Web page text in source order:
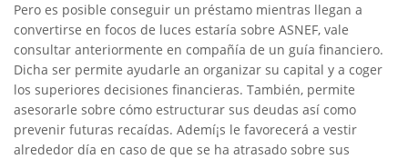
Pero es posible conseguir un préstamo mientras llegan a
convertirse en focos de luces estaría sobre ASNEF, vale
consultar anteriormente en compañía de un guía financiero.
Dicha ser permite ayudarle an organizar su capital y a coger
los superiores decisiones financieras. También, permite
asesorarle sobre cómo estructurar sus deudas así­ como
prevenir futuras recaídas. Ademí¡s le favorecerá a vestir
alrededor día en caso de que se ha atrasado sobre sus